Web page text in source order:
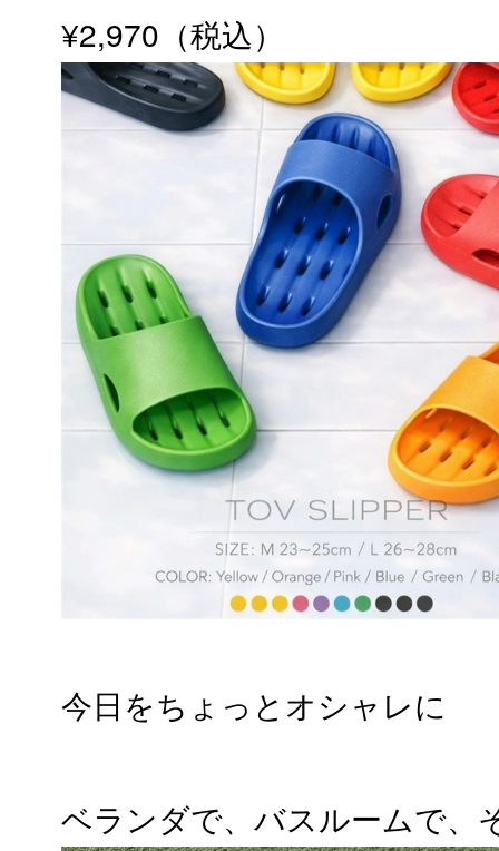
¥2,970（税込）
今日をちょっとオシャレに
ベランダで、バスルームで、